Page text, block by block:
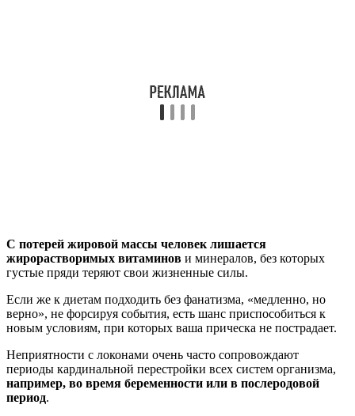
С потерей жировой массы человек лишается
жирорастворимых витаминов и минералов, без которых
густые пряди теряют свои жизненные силы.
Если же к диетам подходить без фанатизма, «медленно, но
верно», не форсируя события, есть шанс приспособиться к
новым условиям, при которых ваша прическа не пострадает.
Неприятности с локонами очень часто сопровождают
периоды кардинальной перестройки всех систем организма,
например, во время беременности или в послеродовой
период.